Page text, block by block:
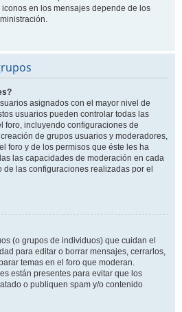
en los mensajes depende de los
asignados con el mayor nivel de
usuarios pueden controlar todas las
foro, incluyendo configuraciones de
de grupos usuarios y moderadores,
foro y de los permisos que éste les ha
las capacidades de moderación en cada
las configuraciones realizadas por el
(o grupos de individuos) que cuidan el
para editar o borrar mensajes, cerrarlos,
temas en el foro que moderan.
están presentes para evitar que los
o publiquen spam y/o contenido